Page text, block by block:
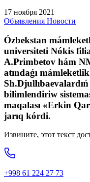
17 ноября 2021
Объявления Новости
Ózbekstan
universiteti Nókis
A.Primbetov hám
atındaǵı mámleketlik
bilimlendiriw
maqalası «Erkin
jarıq kórdi.
Извините, этот текст
+998 61 224 27 73